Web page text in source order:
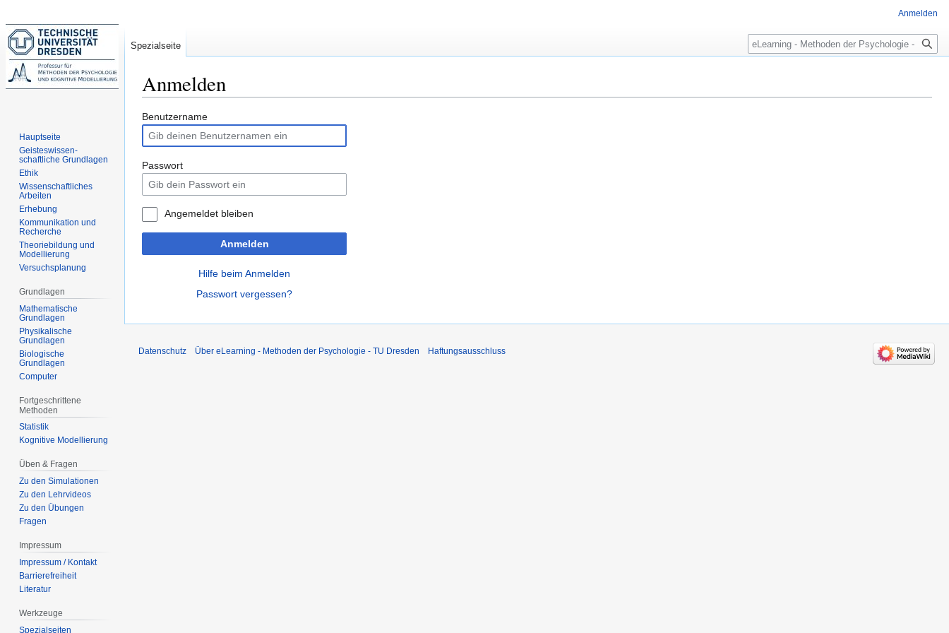
Anmelden
Zur
Navigation
springen
Zur
Suche
springen
Benutzername
Passwort
Angemeldet bleiben
Anmelden
Hilfe beim Anmelden
Passwort vergessen?
Anmelden
Spezialseite Suche
Hauptseite
Geisteswissen-
schaftliche Grundlagen
Ethik
Wissenschaftliches
Arbeiten
Erhebung
Kommunikation und
Recherche
Theoriebildung und
Modellierung
Versuchsplanung
Grundlagen
Mathematische
Grundlagen
Physikalische
Grundlagen
Biologische
Grundlagen
Computer
Fortgeschrittene
Methoden
Statistik
Kognitive Modellierung
Üben & Fragen
Zu den Simulationen
Zu den Lehrvideos
Zu den Übungen
Fragen
Impressum
Impressum / Kontakt
Barrierefreiheit
Literatur
Werkzeuge
Spezialseiten
Datenschutz Über eLearning - Methoden der Psychologie - TU Dresden Haftungsausschluss